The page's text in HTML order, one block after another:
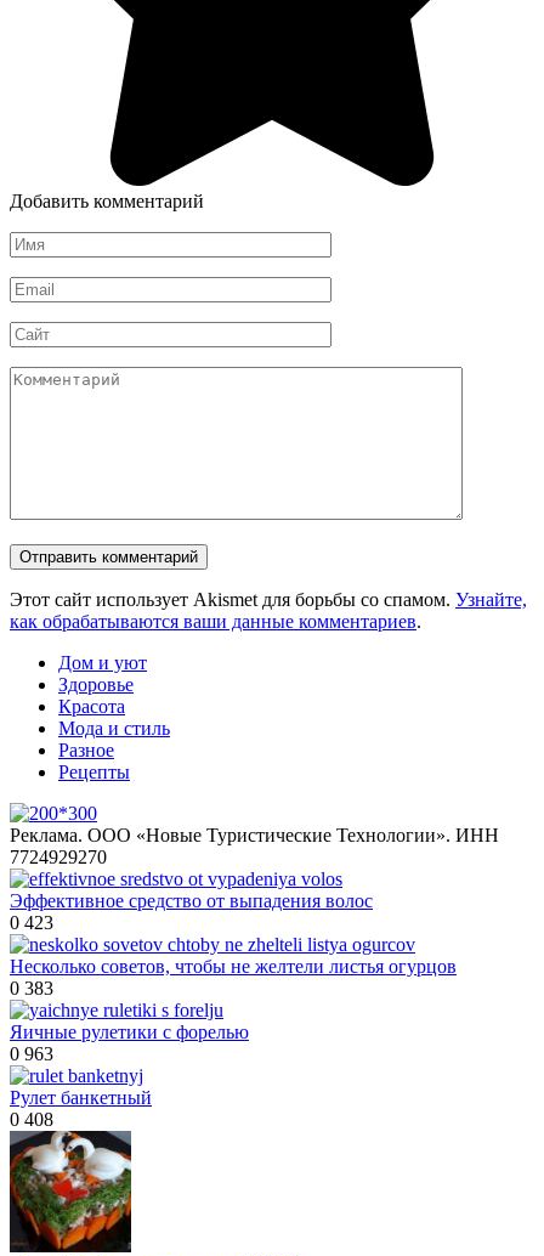
Добавить комментарий
Имя
*
Email
*
Сайт
Комментарий
Этот сайт использует Akismet для борьбы со спамом. Узнайте,
как обрабатываются ваши данные комментариев.
Дом и уют
Здоровье
Красота
Мода и стиль
Разное
Рецепты
Реклама. ООО «Новые Туристические Технологии». ИНН
7724929270
Эффективное средство от выпадения волос
0 423
Несколько советов, чтобы не желтели листья огурцов
0 383
Яичные рулетики с форелью
0 963
Рулет банкетный
0 408